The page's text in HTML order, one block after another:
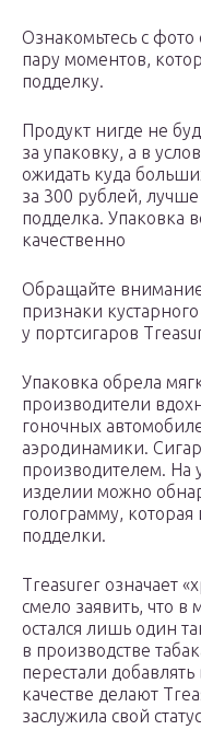
Ознакомьтесь с
пару моментов,
подделку.
Продукт нигде не
за упаковку, а в
ожидать куда
за 300 рублей,
подделка. Упаковка
качественно
Обращайте
признаки
у портсигаров
Упаковка обрела
производители
гоночных
аэродинамики.
производителем. На
изделии можно
голограмму, которая
подделки.
Treasurer означает
смело заявить, что
остался лишь один
в производстве
перестали
качестве делают
заслужила свой